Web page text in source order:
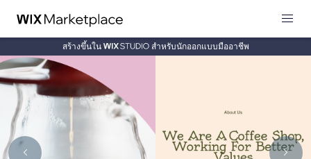
สร้างขึ้นใน สำหรับนักออกแบบมืออาชีพ